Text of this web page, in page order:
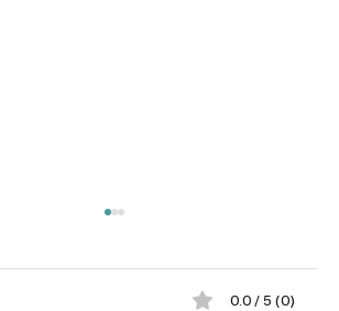
0.0 / 5 (0)